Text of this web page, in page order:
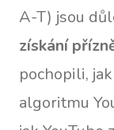
A-T) jsou
získání
pochopili,
algoritmu